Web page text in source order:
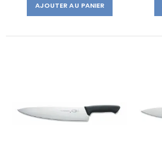
AJOUTER AU PANIER